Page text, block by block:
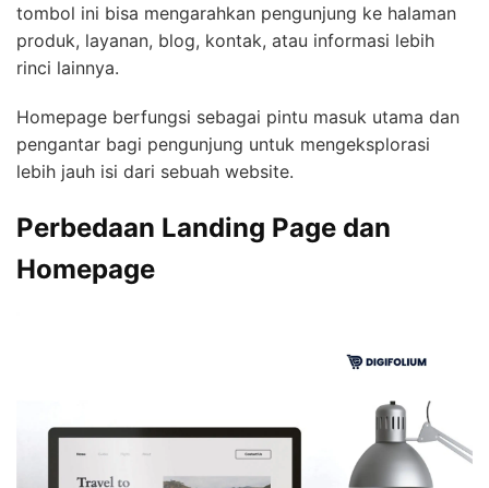
tombol ini bisa mengarahkan pengunjung ke halaman
produk, layanan, blog, kontak, atau informasi lebih
rinci lainnya.
Homepage berfungsi sebagai pintu masuk utama dan
pengantar bagi pengunjung untuk mengeksplorasi
lebih jauh isi dari sebuah website.
Perbedaan Landing Page dan
Homepage